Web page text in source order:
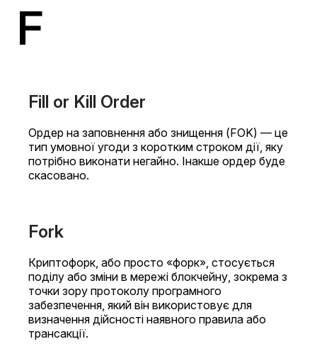
F
Fill or Kill Order
Ордер на заповнення або знищення (FOK) — це
тип умовної угоди з коротким строком дії, яку
потрібно виконати негайно. Інакше ордер буде
скасовано.
Fork
Криптофорк, або просто «форк», стосується
поділу або зміни в мережі блокчейну, зокрема з
точки зору протоколу програмного
забезпечення, який він використовує для
визначення дійсності наявного правила або
трансакції.